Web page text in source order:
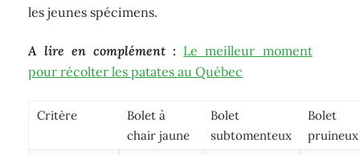
les jeunes spécimens.
A lire en complément : Le meilleur moment
pour récolter les patates au Québec
Critère
Bolet à
chair jaune
Bolet
subtomenteux
Bolet
pruineux